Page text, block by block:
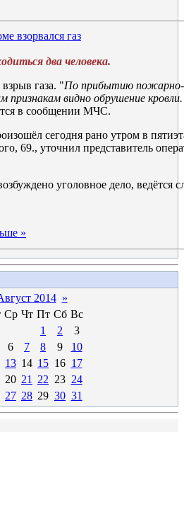
взорвался газ
два человека.
газа. "По прибытию пожарно-
признакам видно обрушение
в сообщении МЧС.
сегодня рано утром в
69., уточнил представитель
уголовное дело, ведётся
»
2014 »
Ср Чт Пт Сб Вс
1
2
3
6 7 8 9
10
13 14 15 16 17
20 21 22 23 24
27 28 29 30 31